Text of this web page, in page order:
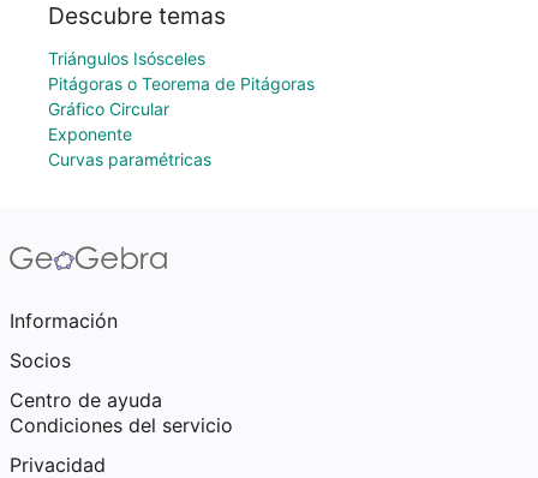
Descubre temas
Triángulos Isósceles
Pitágoras o Teorema de Pitágoras
Gráfico Circular
Exponente
Curvas paramétricas
Información
Socios
Centro de ayuda
Condiciones del servicio
Privacidad